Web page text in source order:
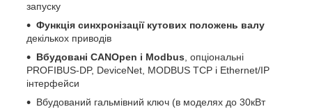
запуску
Функція синхронізації кутових положень валу
декількох приводів
Вбудовані CANOpen і Modbus, опціональні
PROFIBUS-DP, DeviceNet, MODBUS TCP і Ethernet/IP
інтерфейси
Вбудований гальмівний ключ (в моделях до 30кВт